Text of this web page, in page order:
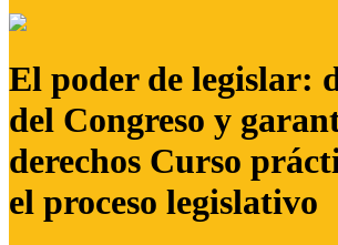
El poder de legislar:
del Congreso y
derechos Curso
el proceso legislativo